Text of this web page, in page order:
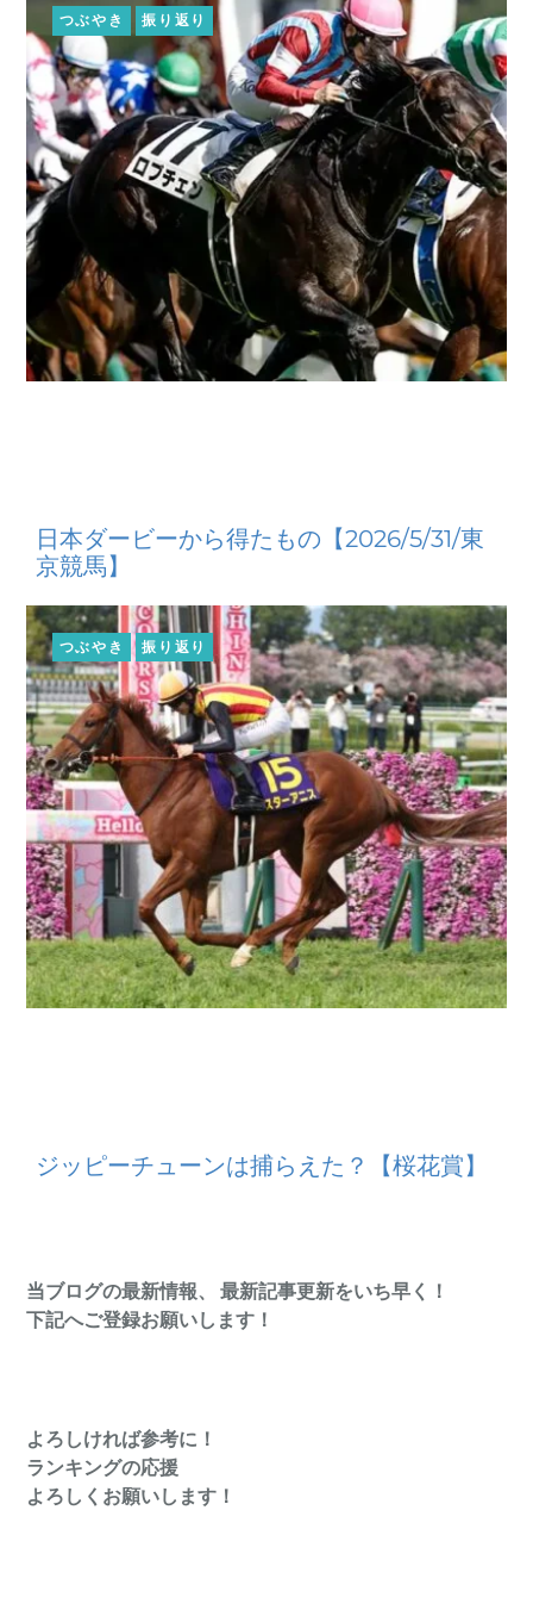
つぶやき 振り返り
日本ダービーから得たもの【2026/5/31/東
京競馬】
つぶやき 振り返り
ジッピーチューンは捕らえた？【桜花賞】
当ブログの最新情報、 最新記事更新をいち早く！
下記へご登録お願いします！
よろしければ参考に！
ランキングの応援
よろしくお願いします！